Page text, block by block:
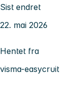
Sist endret
22. mai 2026
Hentet fra
visma-easycruit